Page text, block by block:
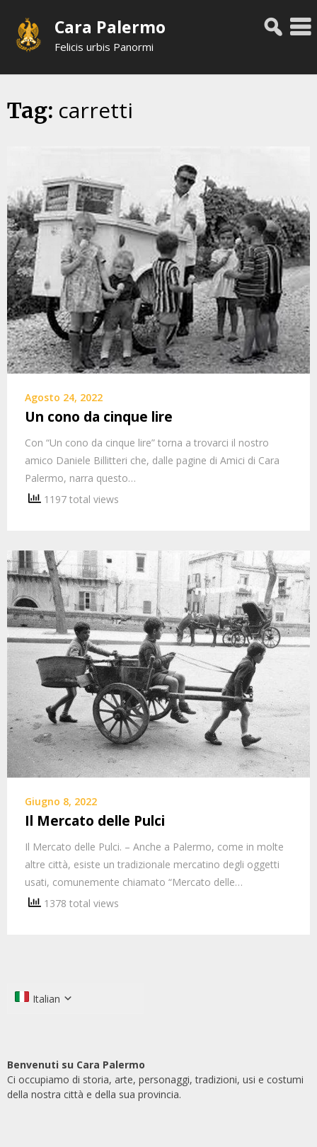
content
Cara Palermo
Felicis urbis Panormi
Tag: carretti
Agosto 24, 2022
Un cono da cinque lire
Con “Un cono da cinque lire” torna a trovarci il nostro
amico Daniele Billitteri che, dalle pagine di Amici di Cara
Palermo, narra questo…
1197 total views
Giugno 8, 2022
Il Mercato delle Pulci
Il Mercato delle Pulci. – Anche a Palermo, come in molte
altre città, esiste un tradizionale mercatino degli oggetti
usati, comunemente chiamato “Mercato delle…
1378 total views
Italian
Benvenuti su Cara Palermo
Ci occupiamo di storia, arte, personaggi, tradizioni, usi e costumi
della nostra città e della sua provincia.